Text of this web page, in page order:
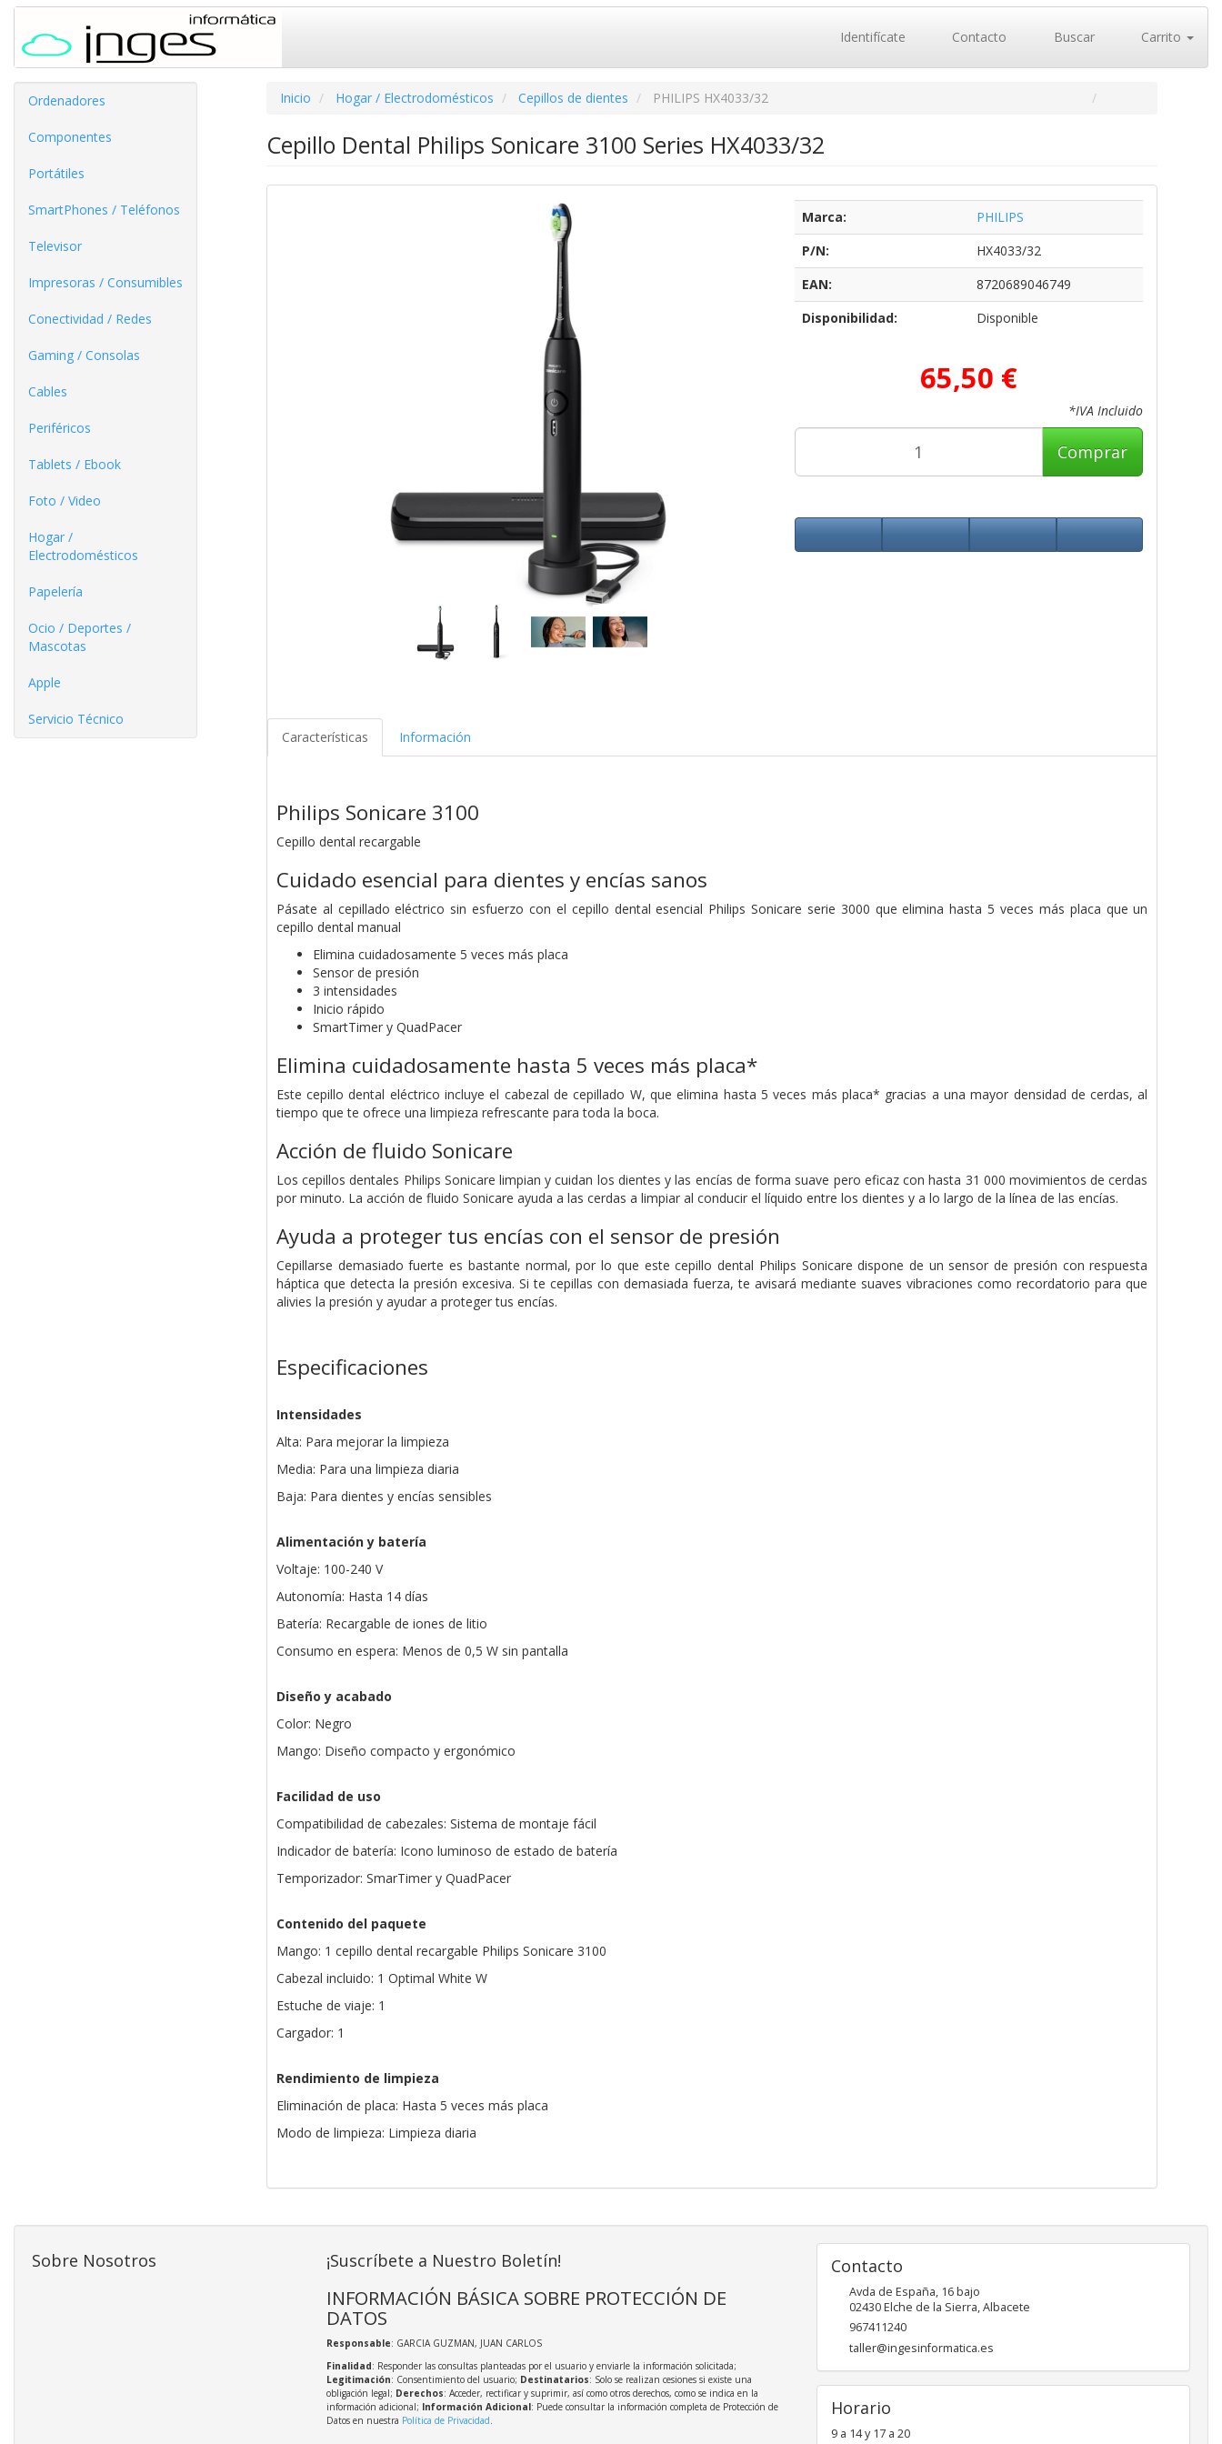
Identifícate Contacto Buscar Carrito
Ordenadores
Componentes
Portátiles
SmartPhones / Teléfonos
Televisor
Impresoras / Consumibles
Conectividad / Redes
Gaming / Consolas
Cables
Periféricos
Tablets / Ebook
Foto / Video
Hogar /
Electrodomésticos
Papelería
Ocio / Deportes /
Mascotas
Apple
Servicio Técnico
Inicio Hogar / Electrodomésticos Cepillos de dientes PHILIPS HX4033/32
Cepillo Dental Philips Sonicare 3100 Series HX4033/32
Marca:
PHILIPS
P/N:
HX4033/32
EAN:
8720689046749
Disponibilidad:
Disponible
65,50 €
*IVA Incluido
Comprar
Características Información
Philips Sonicare 3100
Cepillo dental recargable
Cuidado esencial para dientes y encías sanos
Pásate al cepillado eléctrico sin esfuerzo con el cepillo dental esencial Philips Sonicare serie 3000 que elimina hasta 5 veces más placa que un
cepillo dental manual
Elimina cuidadosamente 5 veces más placa
Sensor de presión
3 intensidades
Inicio rápido
SmartTimer y QuadPacer
Elimina cuidadosamente hasta 5 veces más placa*
Este cepillo dental eléctrico incluye el cabezal de cepillado W, que elimina hasta 5 veces más placa* gracias a una mayor densidad de cerdas, al
tiempo que te ofrece una limpieza refrescante para toda la boca.
Acción de fluido Sonicare
Los cepillos dentales Philips Sonicare limpian y cuidan los dientes y las encías de forma suave pero eficaz con hasta 31 000 movimientos de cerdas
por minuto. La acción de fluido Sonicare ayuda a las cerdas a limpiar al conducir el líquido entre los dientes y a lo largo de la línea de las encías.
Ayuda a proteger tus encías con el sensor de presión
Cepillarse demasiado fuerte es bastante normal, por lo que este cepillo dental Philips Sonicare dispone de un sensor de presión con respuesta
háptica que detecta la presión excesiva. Si te cepillas con demasiada fuerza, te avisará mediante suaves vibraciones como recordatorio para que
alivies la presión y ayudar a proteger tus encías.
Especificaciones
Intensidades
Alta: Para mejorar la limpieza
Media: Para una limpieza diaria
Baja: Para dientes y encías sensibles
Alimentación y batería
Voltaje: 100-240 V
Autonomía: Hasta 14 días
Batería: Recargable de iones de litio
Consumo en espera: Menos de 0,5 W sin pantalla
Diseño y acabado
Color: Negro
Mango: Diseño compacto y ergonómico
Facilidad de uso
Compatibilidad de cabezales: Sistema de montaje fácil
Indicador de batería: Icono luminoso de estado de batería
Temporizador: SmarTimer y QuadPacer
Contenido del paquete
Mango: 1 cepillo dental recargable Philips Sonicare 3100
Cabezal incluido: 1 Optimal White W
Estuche de viaje: 1
Cargador: 1
Rendimiento de limpieza
Eliminación de placa: Hasta 5 veces más placa
Modo de limpieza: Limpieza diaria
Sobre Nosotros ¡Suscríbete a Nuestro Boletín!
INFORMACIÓN BÁSICA SOBRE PROTECCIÓN DE
DATOS
Responsable: GARCIA GUZMAN, JUAN CARLOS
Finalidad: Responder las consultas planteadas por el usuario y enviarle la información solicitada;
Legitimación: Consentimiento del usuario; Destinatarios: Solo se realizan cesiones si existe una
obligación legal; Derechos: Acceder, rectificar y suprimir, así como otros derechos, como se indica en la
información adicional; Información Adicional: Puede consultar la información completa de Protección de
Datos en nuestra Política de Privacidad.
Contacto
Avda de España, 16 bajo
02430Elche de la Sierra,Albacete
967411240
taller@ingesinformatica.es
Horario
9 a 14 y 17 a 20